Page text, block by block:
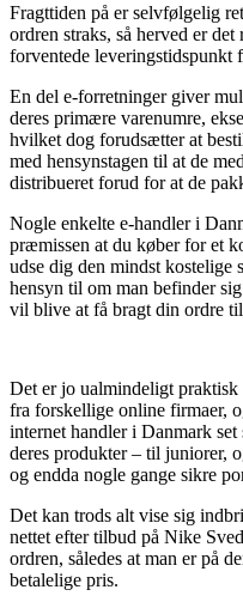
Fragttiden på er selvfølgelig
ordren straks, så herved er
forventede leveringstidspunkt
En del e-forretninger giver
deres primære varenumre,
hvilket dog forudsætter at
med hensynstagen til at de
distribueret forud for at de
Nogle enkelte e-handler i
præmissen at du køber for et
udse dig den mindst kostelige
hensyn til om man befinder
vil blive at få bragt din ordre
Det er jo ualmindeligt praktisk
fra forskellige online firmaer,
internet handler i Danmark
deres produkter – til juniorer,
og endda nogle gange sikre
Det kan trods alt vise sig
nettet efter tilbud på Nike
ordren, således at man er på
betalelige pris.